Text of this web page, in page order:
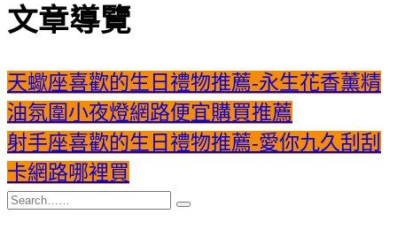
文章導覽
天蠍座喜歡的生日禮物推薦-永生花香薰精
油氛圍小夜燈網路便宜購買推薦
射手座喜歡的生日禮物推薦-愛你九久刮刮
卡網路哪裡買